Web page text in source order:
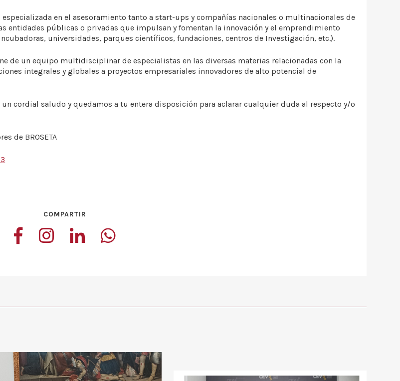
especializada en el asesoramiento tanto a start-ups y compañías nacionales o multinacionales de
entidades públicas o privadas que impulsan y fomentan la innovación y el emprendimiento
universidades, parques científicos, fundaciones, centros de Investigación, etc.).
de un equipo multidisciplinar de especialistas en las diversas materias relacionadas con la
integrales y globales a proyectos empresariales innovadores de alto potencial de
cordial saludo y quedamos a tu entera disposición para aclarar cualquier duda al respecto y/o
de BROSETA
COMPARTIR